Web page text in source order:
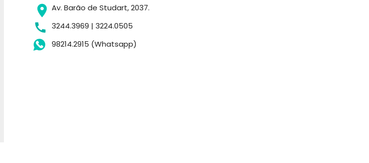
Av. Barão de Studart, 2037.
3244.3969 | 3224.0505
98214.2915 (Whatsapp)